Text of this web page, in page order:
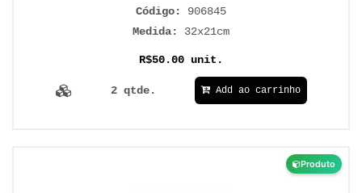
Código: 906845
Medida: 32x21cm
R$50.00 unit.
2 qtde. Add ao carrinho
Produto